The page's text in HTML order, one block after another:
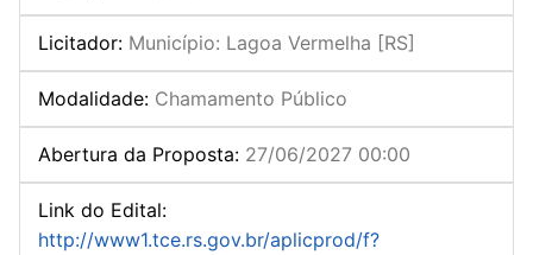
Licitador: Município: Lagoa Vermelha [RS]
Modalidade: Chamamento Público
Abertura da Proposta: 27/06/2027 00:00
Link do Edital:
http://www1.tce.rs.gov.br/aplicprod/f?